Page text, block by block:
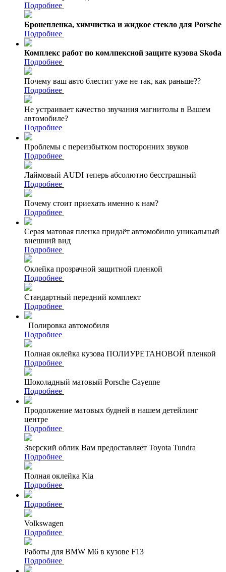
Подробнее
Бронепленка, химчистка и жидкое стекло для Porsche
Подробнее
Комплекс работ по комлпексной защите кузова Skoda
Подробнее
Почему ваш авто блестит уже не так, как раньше??
Подробнее
Не устраивает качество звучания магнитолы в Вашем
автомобиле?
Подробнее
Проблемы с переизбытком посторонних звуков
Подробнее
Лаймовый AUDI теперь абсолютно бесстрашный
Подробнее
Почему стоит приехать именно к нам?
Подробнее
Серая матовая пленка придаёт автомобилю уникальный
внешний вид
Подробнее
Оклейка прозрачной защитной пленкой
Подробнее
Стандартный передний комплект
Подробнее
Полировка автомобиля
Подробнее
Полная оклейка кузова ПОЛИУРЕТАНОВОЙ пленкой
Подробнее
Шоколадный матовый Porsche Cayenne
Подробнее
Продолжение матовых будней в нашем детейлинг
центре
Подробнее
Зверский облик Вам предоставляет Toyota Tundra
Подробнее
Полная оклейка Kia
Подробнее
Подробнее
Volkswagen
Подробнее
Работы для BMW M6 в кузове F13
Подробнее